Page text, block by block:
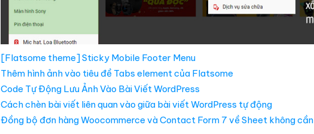
[Flatsome theme] Sticky Mobile Footer Menu
Thêm hình ảnh vào tiêu đề Tabs element của Flatsome
Code Tự Động Lưu Ảnh Vào Bài Viết WordPress
Cách chèn bài viết liên quan vào giữa bài viết WordPress tự động
Đồng bộ đơn hàng Woocommerce và Contact Form 7 về Sheet không